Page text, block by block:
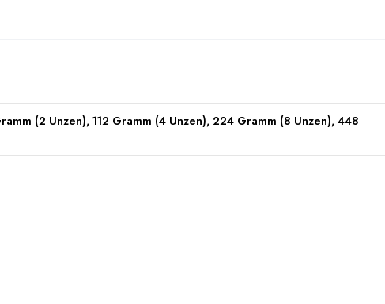
(2 Unzen), 112 Gramm (4 Unzen), 224 Gramm (8 Unzen), 448